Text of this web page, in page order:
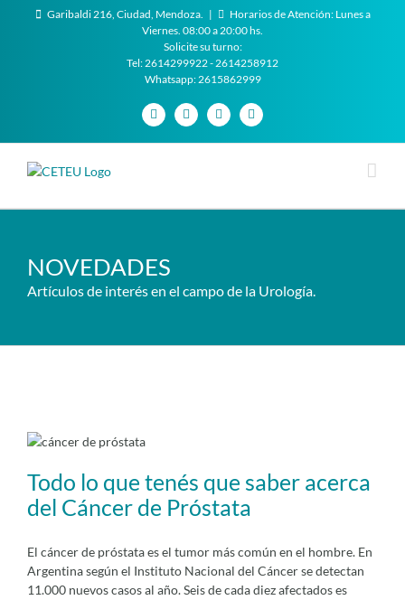
Garibaldi 216, Ciudad, Mendoza. |
Horarios de Atención: Lunes a
Viernes. 08:00 a 20:00 hs.
Solicite su turno:
Tel: 2614299922 - 2614258912
Whatsapp: 2615862999
FacebookInstagramTwitterYouTube
NOVEDADES
Artículos de interés en el campo de la Urología.
Todo lo que tenés que saber acerca
del Cáncer de Próstata
El cáncer de próstata es el tumor más común en el hombre. En
Argentina según el Instituto Nacional del Cáncer se detectan
11.000 nuevos casos al año. Seis de cada diez afectados es